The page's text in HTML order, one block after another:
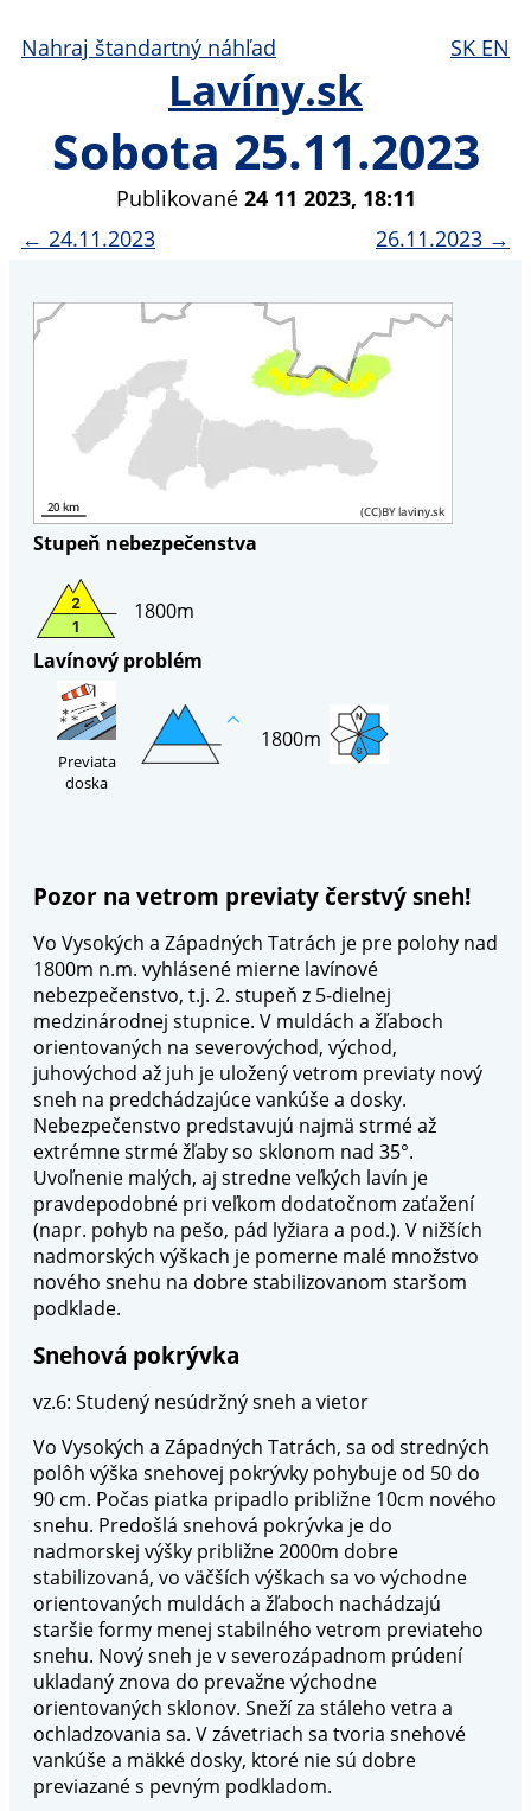
Nahraj štandartný náhľad EN
SK
Lavíny.sk
Sobota 25.11.2023
Publikované 24 11 2023, 18:11
← 24.11.2023
26.11.2023 →
Stupeň nebezpečenstva
1800m
Lavínový problém
Previata
doska
1800m
Pozor na vetrom previaty čerstvý sneh!
Vo Vysokých a Západných Tatrách je pre polohy nad
1800m n.m. vyhlásené mierne lavínové
nebezpečenstvo, t.j. 2. stupeň z 5-dielnej
medzinárodnej stupnice. V muldách a žľaboch
orientovaných na severovýchod, východ,
juhovýchod až juh je uložený vetrom previaty nový
sneh na predchádzajúce vankúše a dosky.
Nebezpečenstvo predstavujú najmä strmé až
extrémne strmé žľaby so sklonom nad 35°.
Uvoľnenie malých, aj stredne veľkých lavín je
pravdepodobné pri veľkom dodatočnom zaťažení
(napr. pohyb na pešo, pád lyžiara a pod.). V nižších
nadmorských výškach je pomerne malé množstvo
nového snehu na dobre stabilizovanom staršom
podklade.
Snehová pokrývka
vz.6: Studený nesúdržný sneh a vietor
Vo Vysokých a Západných Tatrách, sa od stredných
polôh výška snehovej pokrývky pohybuje od 50 do
90 cm. Počas piatka pripadlo približne 10cm nového
snehu. Predošlá snehová pokrývka je do
nadmorskej výšky približne 2000m dobre
stabilizovaná, vo väčších výškach sa vo východne
orientovaných muldách a žľaboch nachádzajú
staršie formy menej stabilného vetrom previateho
snehu. Nový sneh je v severozápadnom prúdení
ukladaný znova do prevažne východne
orientovaných sklonov. Sneží za stáleho vetra a
ochladzovania sa. V závetriach sa tvoria snehové
vankúše a mäkké dosky, ktoré nie sú dobre
previazané s pevným podkladom.